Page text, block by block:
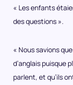
« Les enfants
des questions ».
« Nous savions
d’anglais puisque
parlent, et qu’ils